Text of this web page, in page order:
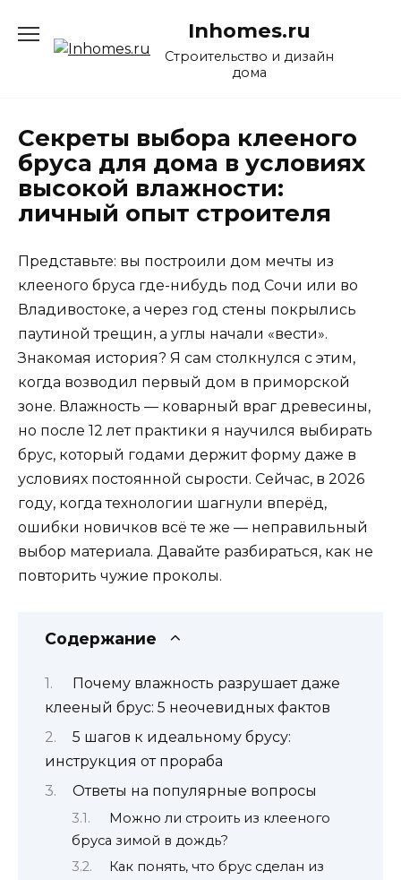
содержанию
Inhomes.ru
Строительство и дизайн
дома
Секреты выбора клееного
бруса для дома в условиях
высокой влажности:
личный опыт строителя
Представьте: вы построили дом мечты из
клееного бруса где-нибудь под Сочи или во
Владивостоке, а через год стены покрылись
паутиной трещин, а углы начали «вести».
Знакомая история? Я сам столкнулся с этим,
когда возводил первый дом в приморской
зоне. Влажность — коварный враг древесины,
но после 12 лет практики я научился выбирать
брус, который годами держит форму даже в
условиях постоянной сырости. Сейчас, в 2026
году, когда технологии шагнули вперёд,
ошибки новичков всё те же — неправильный
выбор материала. Давайте разбираться, как не
повторить чужие проколы.
Содержание
Почему влажность разрушает даже
клееный брус: 5 неочевидных фактов
5 шагов к идеальному брусу:
инструкция от прораба
Ответы на популярные вопросы
Можно ли строить из клееного
бруса зимой в дождь?
Как понять, что брус сделан из